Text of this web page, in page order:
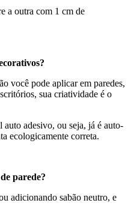
a outra com 1 cm de
você pode aplicar em paredes,
sua criatividade é o
adesivo, ou seja, já é auto-
ecologicamente correta.
parede?
adicionando sabão neutro, e